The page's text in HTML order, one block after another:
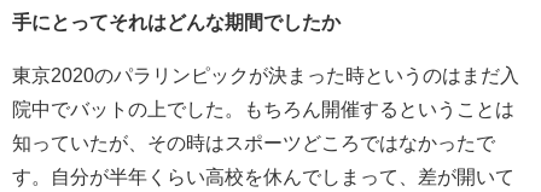
手にとってそれはどんな期間でしたか
東京2020のパラリンピックが決まった時というのはまだ入
院中でバットの上でした。もちろん開催するということは
知っていたが、その時はスポーツどころではなかったで
す。自分が半年くらい高校を休んでしまって、差が開いて